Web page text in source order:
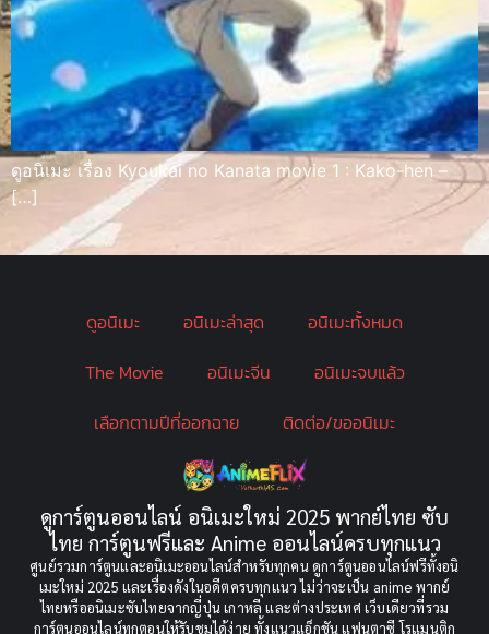
ดูอนิเมะ เรื่อง Kyoukai no Kanata movie 1 : Kako-hen –
[…]
ดูอนิเมะ อนิเมะล่าสุด
อนิเมะทั้งหมด
The Movie
อนิเมะจีน
อนิเมะจบแล้ว
เลือกตามปีที่ออกฉาย
ติดต่อ/ขออนิเมะ
ดูการ์ตูนออนไลน์ อนิเมะใหม่ 2025 พากย์ไทย ซับ
ไทย การ์ตูนฟรีและ Anime ออนไลน์ครบทุกแนว
ศูนย์รวมการ์ตูนและอนิเมะออนไลน์สำหรับทุกคน ดูการ์ตูนออนไลน์ฟรีทั้งอนิ
เมะใหม่ 2025 และเรื่องดังในอดีตครบทุกแนว ไม่ว่าจะเป็น anime พากย์
ไทยหรืออนิเมะซับไทยจากญี่ปุ่น เกาหลี และต่างประเทศ เว็บเดียวที่รวม
การ์ตูนออนไลน์ทุกตอนให้รับชมได้ง่าย ทั้งแนวแอ็กชัน แฟนตาซี โรแมนติก